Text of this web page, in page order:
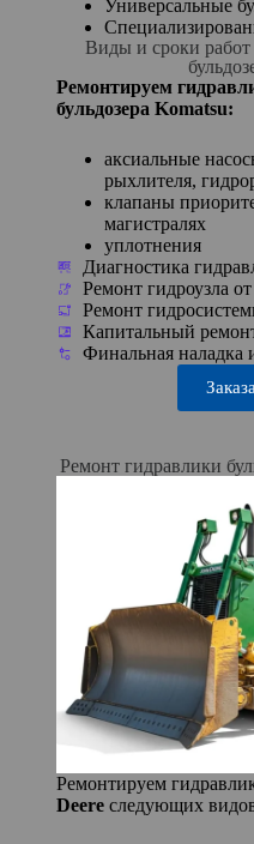
Универсальные
Виды и сроки
Ремонтируем
бульдозера Komatsu:
аксиальные
рыхлителя,
клапаны
магистралях
уплотнения
Диагностика
Ремонт гидроузла
Ремонт
Капитальный
Финальная наладка
Ремонт гидравлики
Ремонтируем
Deereследующих